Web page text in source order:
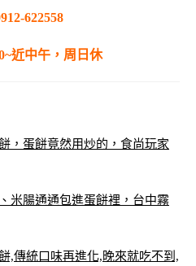
622558
近中午，周日休
，蛋餅竟然用炒的，食尚玩家
米腸通通包進蛋餅裡，台中霧
,傳統口味再進化,晚來就吃不到,